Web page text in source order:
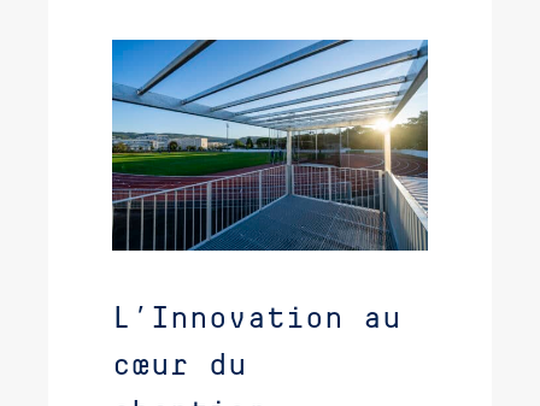
L’Innovation au
cœur du